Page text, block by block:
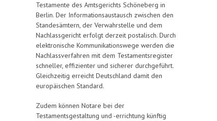
Testamente des Amtsgerichts Schöneberg in
Berlin. Der Informationsaustausch zwischen den
Standesämtern, der Verwahrstelle und dem
Nachlassgericht erfolgt derzeit postalisch. Durch
elektronische Kommunikationswege werden die
Nachlassverfahren mit dem Testamentsregister
schneller, effizienter und sicherer durchgeführt.
Gleichzeitig erreicht Deutschland damit den
europäischen Standard.
Zudem können Notare bei der
Testamentsgestaltung und -errichtung künftig